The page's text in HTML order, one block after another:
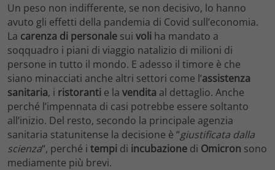
Un peso non indifferente, se non decisivo, lo hanno
avuto gli effetti della pandemia di Covid sull’economia.
La carenza di personale sui voli ha mandato a
soqquadro i piani di viaggio natalizio di milioni di
persone in tutto il mondo. E adesso il timore è che
siano minacciati anche altri settori come l’assistenza
sanitaria, i ristoranti e la vendita al dettaglio. Anche
perché l’impennata di casi potrebbe essere soltanto
all’inizio. Del resto, secondo la principale agenzia
sanitaria statunitense la decisione è “giustificata dalla
scienza“, perché i tempi di incubazione di Omicron sono
mediamente più brevi.